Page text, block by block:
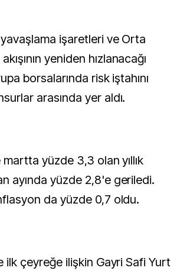
işaretleri ve Orta
yeniden hızlanacağı
borsalarında risk iştahını
arasında yer aldı.
yüzde 3,3 olan yıllık
ayında yüzde 2,8'e geriledi.
da yüzde 0,7 oldu.
ilk çeyreğe ilişkin Gayri Safi Yurt